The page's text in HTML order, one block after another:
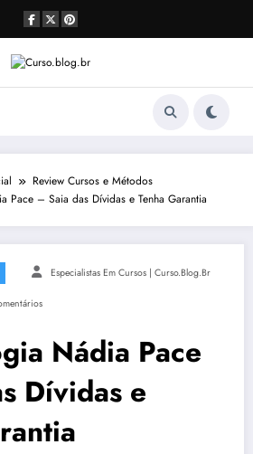
Review Cursos e Métodos
Pace – Saia das Dívidas e Tenha Garantia
Especialistas Em Cursos | Curso.blog.br
Nádia Pace
Dívidas e